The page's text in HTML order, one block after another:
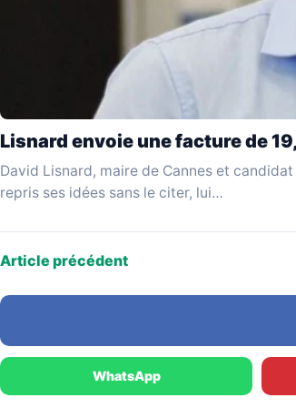
Lisnard envoie une facture de
David Lisnard, maire de Cannes et
repris ses idées sans le citer, lui…
Article précédent
WhatsApp